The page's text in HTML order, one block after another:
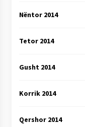
Nëntor 2014
Tetor 2014
Gusht 2014
Korrik 2014
Qershor 2014